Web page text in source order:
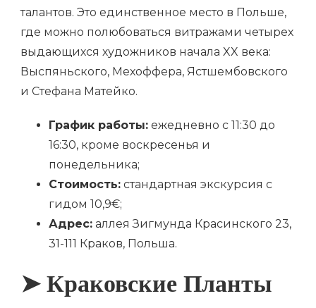
талантов. Это единственное место в Польше,
где можно полюбоваться витражами четырех
выдающихся художников начала XX века:
Выспяньского, Мехоффера, Ястшембовского
и Стефана Матейко.
График работы: ежедневно с 11:30 до
16:30, кроме воскресенья и
понедельника;
Стоимость: стандартная экскурсия с
гидом 10,9€;
Адрес: аллея Зигмунда Красинского 23,
31-111 Краков, Польша.
➤ Краковские Планты